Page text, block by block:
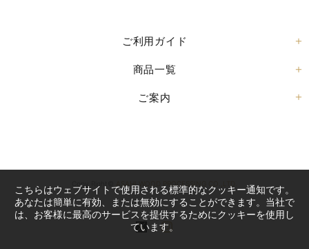
ご利用ガイド
商品一覧
ご案内
Copy Right© ASAHI WOOD PROCESSING CO.,LTD.
こちらはウェブサイトで使用される標準的なクッキー通知です。
あなたは簡単に有効、または無効にすることができます。当社で
は、お客様に最高のサービスを提供するためにクッキーを使用し
ています。